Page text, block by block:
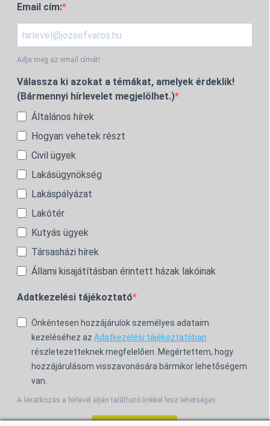
Email cím:
Adja meg az email címét!
Válassza ki azokat a témákat, amelyek érdeklik!
(Bármennyi hírlevelet megjelölhet.)
Általános hírek
Hogyan vehetek részt
Civil ügyek
Lakásügynökség
Lakáspályázat
Lakótér
Kutyás ügyek
Társasházi hírek
Állami kisajátításban érintett házak lakóinak
Adatkezelési tájékoztató
Önkéntesen hozzájárulok személyes adataim
kezeléséhez az Adatkezelési tájékoztatóban
részletezetteknek megfelelően. Megértettem, hogy
hozzájárulásom visszavonására bármikor lehetőségem
van.
A leiratkozás a hírlevél alján található linkkel lesz lehetséges.